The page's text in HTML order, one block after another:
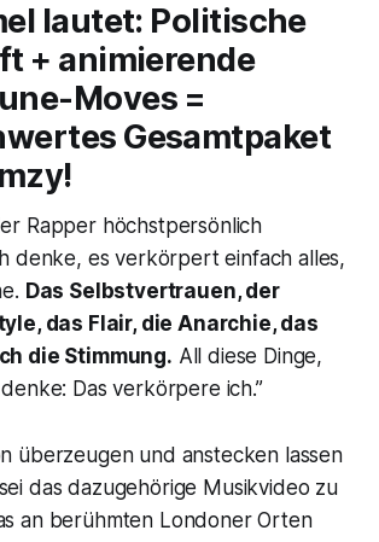
lautet: Politische
+ animierende
Moves =
Gesamtpaket
Rapper höchstpersönlich
denke, es verkörpert einfach alles,
Das Selbstvertrauen, der
das Flair, die Anarchie, das
die Stimmung. All diese Dinge,
Das verkörpere ich.”
überzeugen und anstecken lassen
das dazugehörige Musikvideo zu
an berühmten Londoner Orten